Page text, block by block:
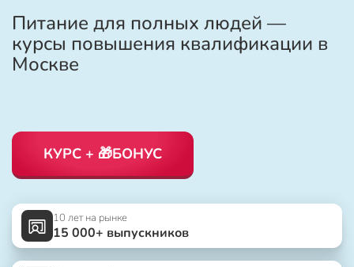
Питание для полных людей —
курсы повышения квалификации в
Москве
КУРС + 🎁БОНУС
10 лет на рынке
15 000+ выпускников